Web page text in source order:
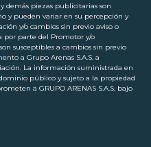
demás piezas publicitarias son
y pueden variar en su percepción y
y/o cambios sin previo aviso o
por parte del Promotor y/o
susceptibles a cambios sin previo
a Grupo Arenas S.A.S. a
La información suministrada en
público y sujeto a la propiedad
a GRUPO ARENAS S.A.S. bajo